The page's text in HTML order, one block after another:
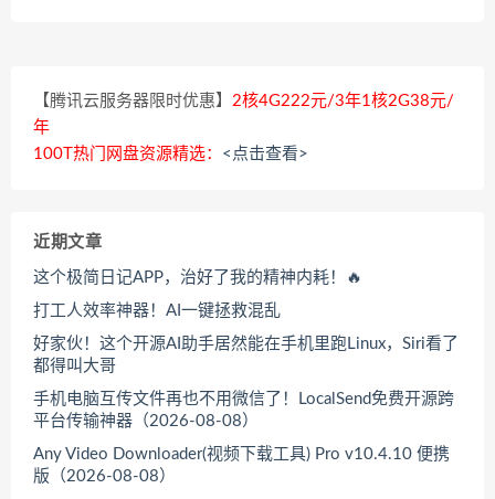
【腾讯云服务器限时优惠】 2核4G222元/3年1核2G38元/
年
100T热门网盘资源精选： <点击查看>
近期文章
这个极简日记APP，治好了我的精神内耗！🔥
打工人效率神器！AI一键拯救混乱
好家伙！这个开源AI助手居然能在手机里跑Linux，Siri看了
都得叫大哥
手机电脑互传文件再也不用微信了！LocalSend免费开源跨
平台传输神器（2026-08-08）
Any Video Downloader(视频下载工具) Pro v10.4.10 便携
版（2026-08-08）